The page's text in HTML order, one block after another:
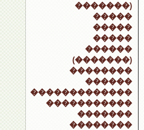
�������)
�����
�����
�����
������
(�������)
��������
������
�������������
�����������
�������
��������